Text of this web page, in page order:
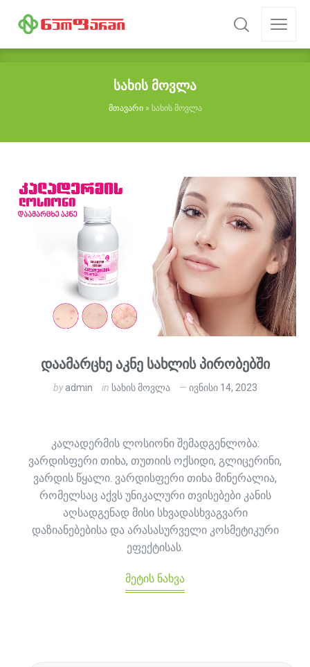
სახის მოვლა
მთავარი» სახის მოვლა
დაამარცხე აკნე სახლის პირობებში
byadmin in სახის მოვლა ივნისი 14, 2023
კალადერმის ლოსიონი შემადგენლობა:
ვარდისფერი თიხა, თუთიის ოქსიდი, გლიცერინი,
ვარდის წყალი. ვარდისფერი თიხა მინერალია,
რომელსაც აქვს უნიკალური თვისებები კანის
აღსადგენად მისი სხვადასხვაგვარი
დაზიანებებისა და არასასურველი კოსმეტიკური
ეფექტისას.
მეტის ნახვა